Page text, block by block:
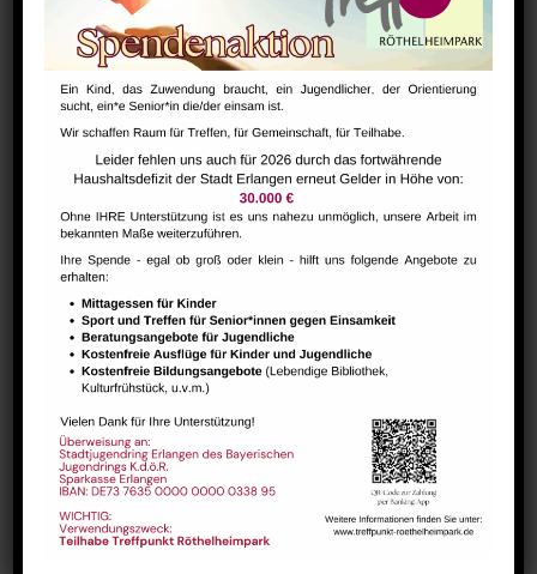
Bharathanatiyam Kindertanzgruppe
August 9 @ 10:00 - 12:00